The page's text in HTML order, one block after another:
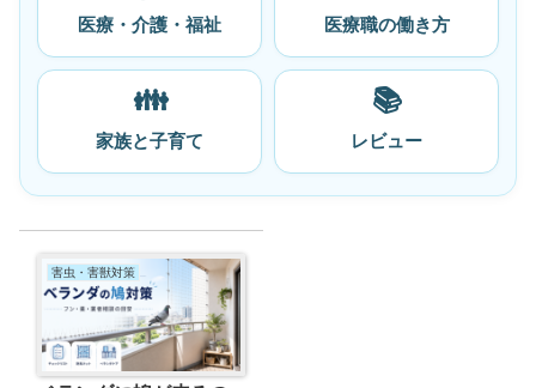
医療・介護・福祉 医療職の働き方
👪
家族と子育て
📚
レビュー
害虫・害獣対策